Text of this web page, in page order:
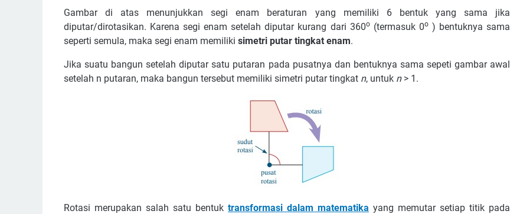
Gambar di atas menunjukkan segi enam beraturan yang memiliki 6 bentuk yang sama jika
diputar/dirotasikan. Karena segi enam setelah diputar kurang dari 360o(termasuk 0o) bentuknya sama
seperti semula, maka segi enam memiliki simetri putar tingkat enam.
Jika suatu bangun setelah diputar satu putaran pada pusatnya dan bentuknya sama sepeti gambar awal
setelah n putaran, maka bangun tersebut memiliki simetri putar tingkat n, untuk n> 1.
Rotasi merupakan salah satu bentuk transformasi dalam matematika yang memutar setiap titik pada